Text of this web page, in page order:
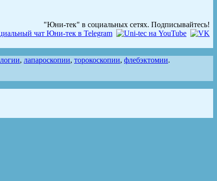
"Юни-тек" в социальных сетях. Подписывайтесь!
, лапароскопии, торокоскопии, флебэктомии.